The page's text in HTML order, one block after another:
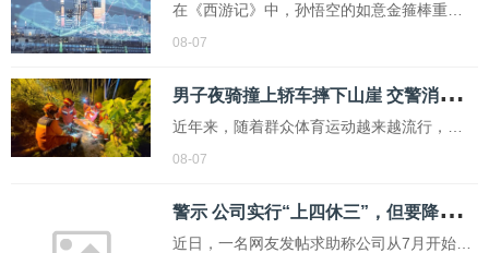
在《西游记》中，孙悟空的如意金箍棒重一
万三千五百斤，能大能小、能粗能细，是定
08-07
男
子夜骑撞上轿车摔下山崖 交警消防医疗等紧急施救
近年来，随着群众体育运动越来越流行，夜
骑成为当前年轻人的爱好之一。但是，夜骑
市梁弄镇，一名男子在骑行过程中遭遇交通
事故，连人带车冲出路面，直接摔下落差近
08-07
警
示 公司实行“上四休三”，但要降薪1000元，不接受只能辞职？专家建议协商调整
近日，一名网友发帖求助称公司从7月开始实